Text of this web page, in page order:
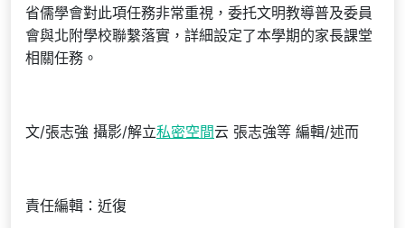
省儒學會對此項任務非常重視，委托文明教導普及委員
會與北附學校聯繫落實，詳細設定了本學期的家長課堂
相關任務。
文/張志強 攝影/解立私密空間云 張志強等 編輯/述而
責任編輯：近復